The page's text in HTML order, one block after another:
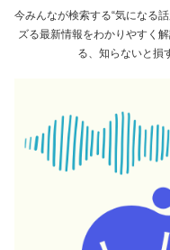
今みんなが検索する“気になる
ズる最新情報をわかりやすく
る、知らないと損